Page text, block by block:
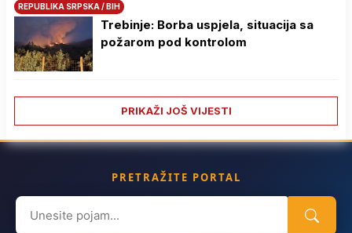
REPUBLIKA SRPSKA / BIH
Trebinje: Borba uspjela, situacija sa
požarom pod kontrolom
PRIKAŽI JOŠ VIJESTI
PRETRAŽITE PORTAL
Search
for: